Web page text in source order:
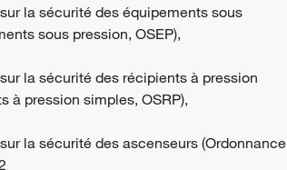
la sécurité des équipements sous
sous pression, OSEP),
la sécurité des récipients à pression
à pression simples, OSRP),
la sécurité des ascenseurs (Ordonnance